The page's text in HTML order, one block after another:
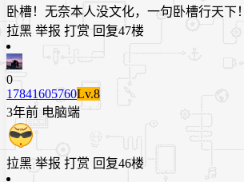
卧槽！无奈本人没文化，一句卧槽行天下！
拉黑 举报 打赏 回复47楼
0
17841605760Lv.8
3年前 电脑端
拉黑 举报 打赏 回复46楼